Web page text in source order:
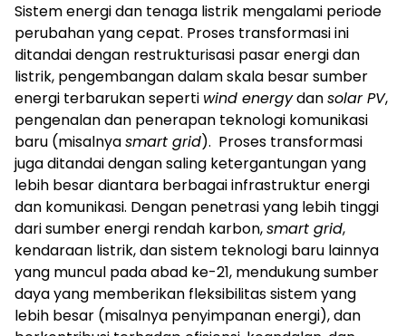
Sistem energi dan tenaga listrik mengalami periode
perubahan yang cepat. Proses transformasi ini
ditandai dengan restrukturisasi pasar energi dan
listrik, pengembangan dalam skala besar sumber
energi terbarukan seperti wind energydansolar PV,
pengenalan dan penerapan teknologi komunikasi
baru (misalnyasmart grid). Proses transformasi
juga ditandai dengan saling ketergantungan yang
lebih besar diantara berbagai infrastruktur energi
dan komunikasi. Dengan penetrasi yang lebih tinggi
dari sumber energi rendah karbon,smart grid,
kendaraan listrik, dan sistem teknologi baru lainnya
yang muncul pada abad ke-21, mendukung sumber
daya yang memberikan fleksibilitas sistem yang
lebih besar (misalnya penyimpanan energi), dan